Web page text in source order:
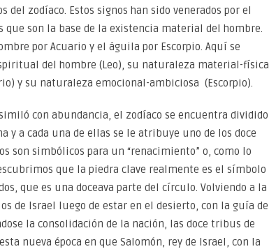
zodíaco. Estos signos han sido venerados por el
son la base de la existencia material del hombre.
por Acuario y el águila por Escorpio. Aquí se
del hombre (Leo), su naturaleza material-física
y su naturaleza emocional-ambiciosa (Escorpio).
con abundancia, el zodíaco se encuentra dividido
y a cada una de ellas se le atribuye uno de los doce
son simbólicos para un “renacimiento” o, como lo
que la piedra clave realmente es el símbolo
que es una doceava parte del círculo. Volviendo a la
de Israel luego de estar en el desierto, con la guía de
la consolidación de la nación, las doce tribus de
nueva época en que Salomón, rey de Israel, con la